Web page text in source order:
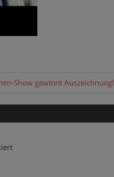
Show gewinnt Auszeichnung!